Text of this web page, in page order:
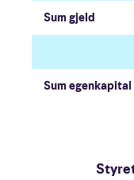
Sum gjeld
Sum egenkapital